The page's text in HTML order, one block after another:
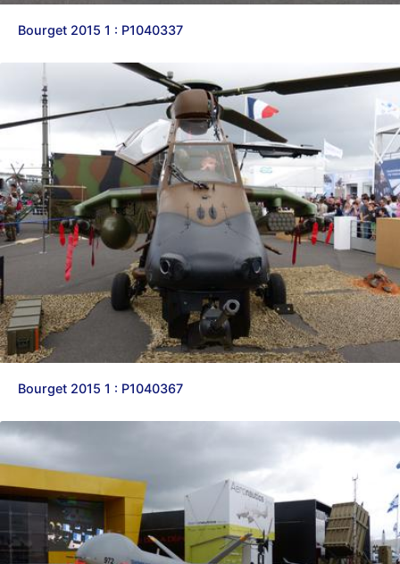
Bourget 2015 1 : P1040337
Bourget 2015 1 : P1040367